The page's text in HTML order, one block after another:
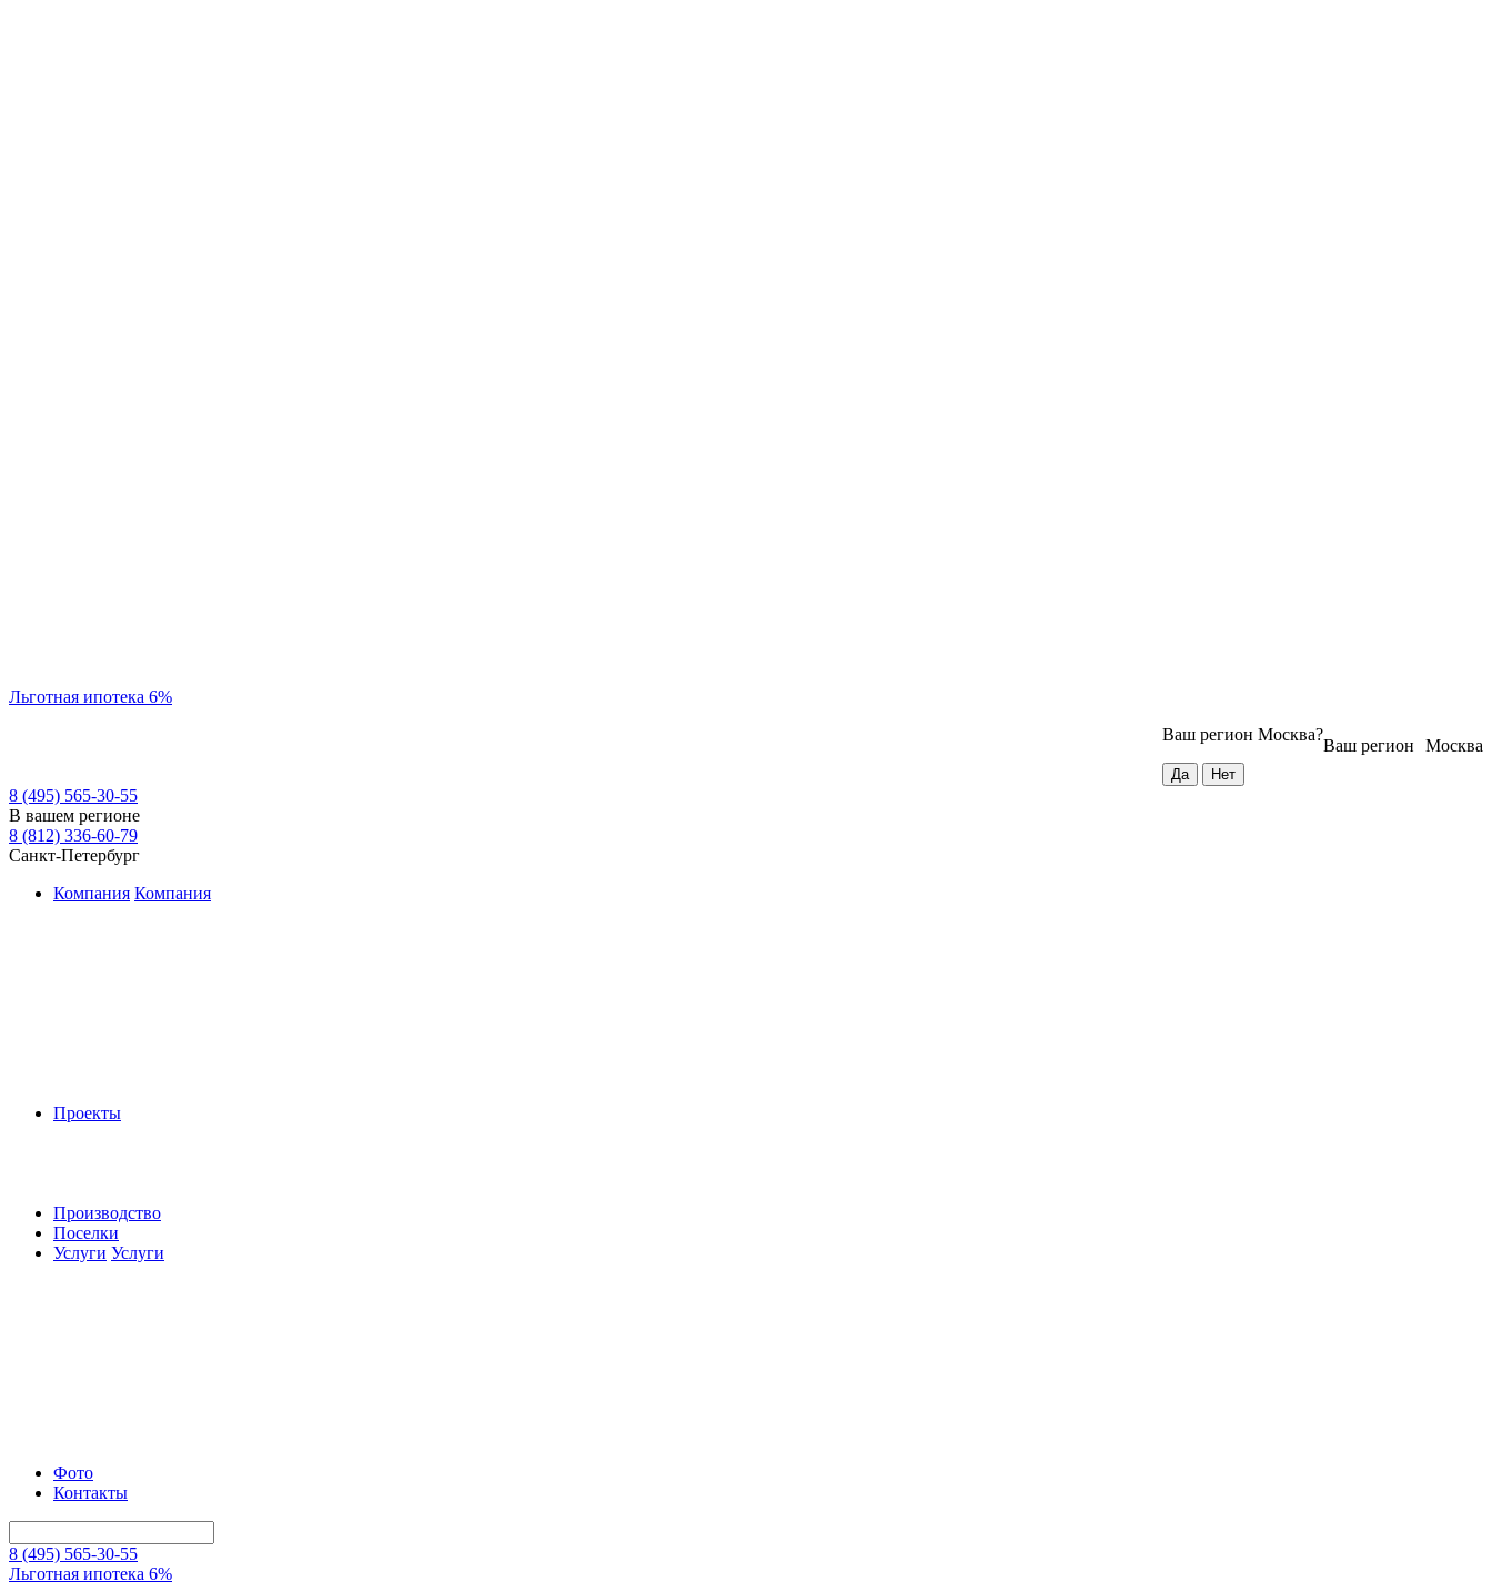
Льготная ипотека 6%
Москва
Ваш регион
Ваш регион Москва?
8 (495) 565-30-55
В вашем регионе
8 (812) 336-60-79
Санкт-Петербург
Компания Компания
Проекты
Производство
Поселки
Услуги Услуги
Фото
Контакты
8 (495) 565-30-55
Льготная ипотека 6%